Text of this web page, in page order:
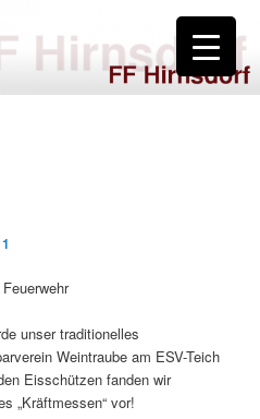
unser traditionelles
Weintraube am ESV-Teich
Eisschützen fanden wir
„Kräftmessen“ vor!